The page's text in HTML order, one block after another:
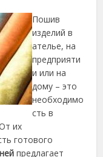
Пошив
изделий в
ателье, на
предприяти
и или на
дому – это
необходимо
сть в
их
готового
предлагает